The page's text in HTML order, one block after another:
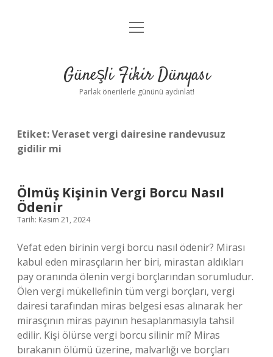
Anasayfa
Yasal Uyarı
menüyü
Güneşli Fikir Dünyası
Parlak önerilerle gününü aydınlat!
Etiket:Veraset vergi dairesine randevusuz
gidilir mi
Ölmüş Kişinin Vergi Borcu Nasıl
Ödenir
Tarih: Kasım 21, 2024
Vefat eden birinin vergi borcu nasıl ödenir? Mirası
kabul eden mirasçıların her biri, mirastan aldıkları
pay oranında ölenin vergi borçlarından sorumludur.
Ölen vergi mükellefinin tüm vergi borçları, vergi
dairesi tarafından miras belgesi esas alınarak her
mirasçının miras payının hesaplanmasıyla tahsil
edilir. Kişi ölürse vergi borcu silinir mi? Miras
bırakanın ölümü üzerine, malvarlığı ve borçları